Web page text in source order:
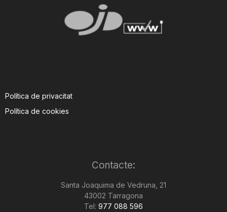
Política de privacitat
Política de cookies
Contacte:
Santa Joaquima de Vedruna, 21
43002 Tarragona
Tel: 977 088 596